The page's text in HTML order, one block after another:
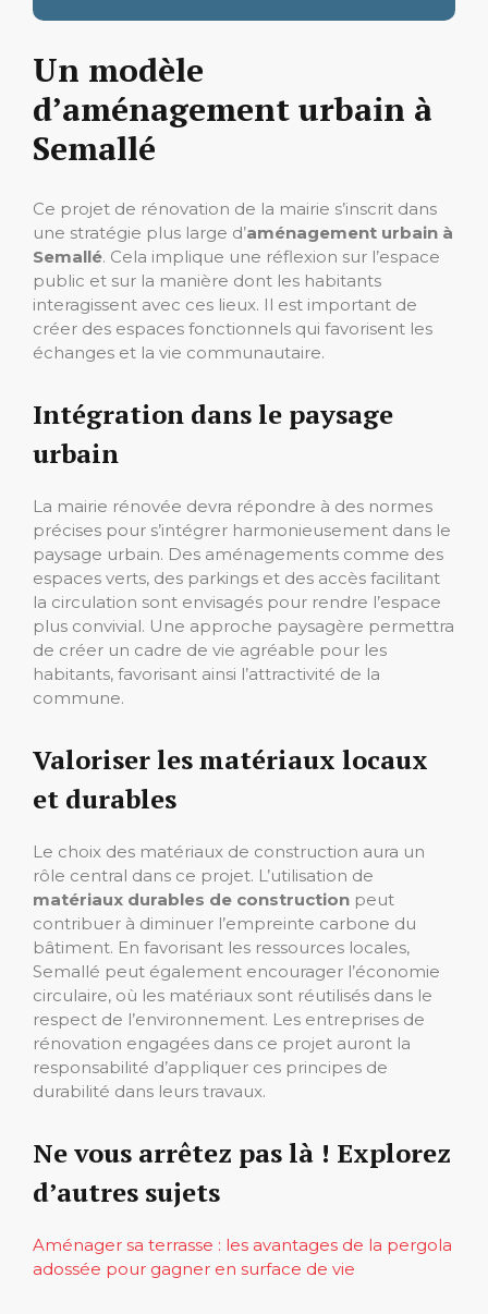
Un modèle
d’aménagement urbain à
Semallé
Ce projet de rénovation de la mairie s’inscrit dans
une stratégie plus large d’aménagement urbain à
Semallé. Cela implique une réflexion sur l’espace
public et sur la manière dont les habitants
interagissent avec ces lieux. Il est important de
créer des espaces fonctionnels qui favorisent les
échanges et la vie communautaire.
Intégration dans le paysage
urbain
La mairie rénovée devra répondre à des normes
précises pour s’intégrer harmonieusement dans le
paysage urbain. Des aménagements comme des
espaces verts, des parkings et des accès facilitant
la circulation sont envisagés pour rendre l’espace
plus convivial. Une approche paysagère permettra
de créer un cadre de vie agréable pour les
habitants, favorisant ainsi l’attractivité de la
commune.
Valoriser les matériaux locaux
et durables
Le choix des matériaux de construction aura un
rôle central dans ce projet. L’utilisation de
matériaux durables de construction peut
contribuer à diminuer l’empreinte carbone du
bâtiment. En favorisant les ressources locales,
Semallé peut également encourager l’économie
circulaire, où les matériaux sont réutilisés dans le
respect de l’environnement. Les entreprises de
rénovation engagées dans ce projet auront la
responsabilité d’appliquer ces principes de
durabilité dans leurs travaux.
Ne vous arrêtez pas là ! Explorez
d’autres sujets
Aménager sa terrasse : les avantages de la pergola
adossée pour gagner en surface de vie